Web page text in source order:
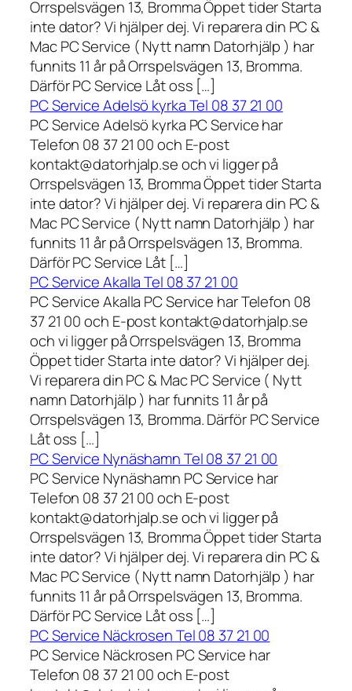
Orrspelsvägen 13, Bromma Öppet tider Starta
inte dator? Vi hjälper dej. Vi reparera din PC &
Mac PC Service ( Nytt namn Datorhjälp ) har
funnits 11 år på Orrspelsvägen 13, Bromma.
Därför PC Service Låt oss […]
PC Service Adelsö kyrka Tel 08 37 21 00
PC Service Adelsö kyrka PC Service har
Telefon 08 37 21 00 och E-post
kontakt@datorhjalp.se och vi ligger på
Orrspelsvägen 13, Bromma Öppet tider Starta
inte dator? Vi hjälper dej. Vi reparera din PC &
Mac PC Service ( Nytt namn Datorhjälp ) har
funnits 11 år på Orrspelsvägen 13, Bromma.
Därför PC Service Låt […]
PC Service Akalla Tel 08 37 21 00
PC Service Akalla PC Service har Telefon 08
37 21 00 och E-post kontakt@datorhjalp.se
och vi ligger på Orrspelsvägen 13, Bromma
Öppet tider Starta inte dator? Vi hjälper dej.
Vi reparera din PC & Mac PC Service ( Nytt
namn Datorhjälp ) har funnits 11 år på
Orrspelsvägen 13, Bromma. Därför PC Service
Låt oss […]
PC Service Nynäshamn Tel 08 37 21 00
PC Service Nynäshamn PC Service har
Telefon 08 37 21 00 och E-post
kontakt@datorhjalp.se och vi ligger på
Orrspelsvägen 13, Bromma Öppet tider Starta
inte dator? Vi hjälper dej. Vi reparera din PC &
Mac PC Service ( Nytt namn Datorhjälp ) har
funnits 11 år på Orrspelsvägen 13, Bromma.
Därför PC Service Låt oss […]
PC Service Näckrosen Tel 08 37 21 00
PC Service Näckrosen PC Service har
Telefon 08 37 21 00 och E-post